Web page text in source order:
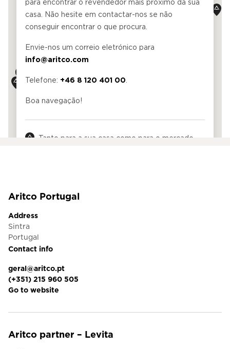
Aritco Portugal
Address
Sintra
Portugal
Contact info
geral@aritco.pt
(+351) 215 960 505
Go to website
Aritco partner – Levita